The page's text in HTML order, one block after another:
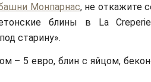
Монпарнас, не откажите
блины в La
старину».
– 5 евро, блин с яйцом,